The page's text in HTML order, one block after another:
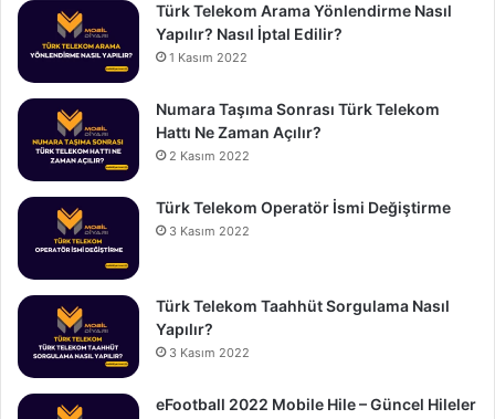
Türk Telekom Arama Yönlendirme Nasıl
Yapılır? Nasıl İptal Edilir?
1 Kasım 2022
Numara Taşıma Sonrası Türk Telekom
Hattı Ne Zaman Açılır?
2 Kasım 2022
Türk Telekom Operatör İsmi Değiştirme
3 Kasım 2022
Türk Telekom Taahhüt Sorgulama Nasıl
Yapılır?
3 Kasım 2022
eFootball 2022 Mobile Hile – Güncel Hileler